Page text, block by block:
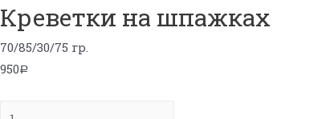
Креветки на шпажках
70/85/30/75 гр.
950Р
Количество